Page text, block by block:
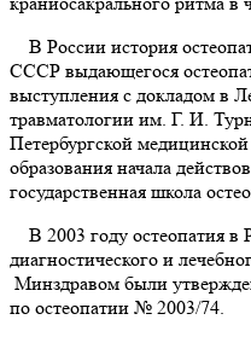
В России история
СССР выдающегося
выступления с докладом в
травматологии им. Г. И.
Петербургской
образования начала
государственная школа
В 2003 году остеопатия в
диагностического и
Минздравом были
по остеопатии № 2003/74.